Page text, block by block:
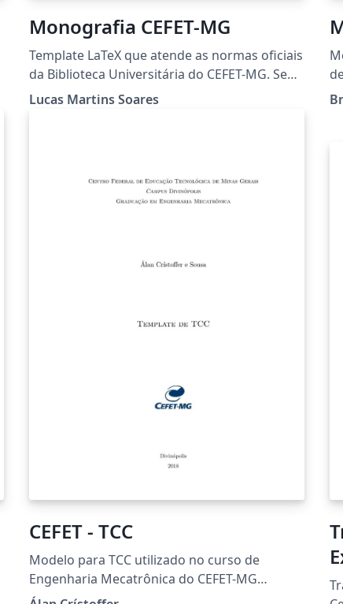
Monografia CEFET-MG
Template LaTeX que atende as normas oficiais
da Biblioteca Universitária do CEFET-MG. Se
gostou desse template, deixe sua estrela no
Lucas Martins Soares
CEFET - TCC
Modelo para TCC utilizado no curso de
Engenharia Mecatrônica do CEFET-MG
campus V.